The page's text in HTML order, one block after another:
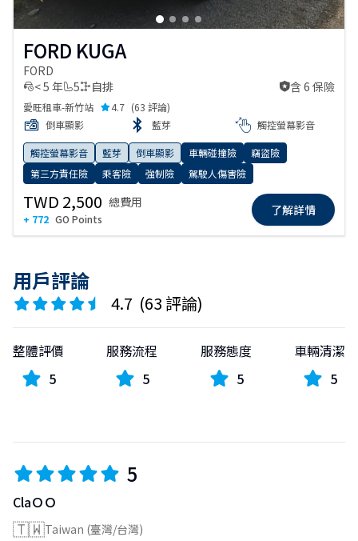
FORD KUGA
FORD
< 5 年
5 自排
含 6 保險 含 6 保險
愛旺租車-新竹站 4.7 (63 評論)
倒車顯影
藍芽 觸控螢幕影音
觸控螢幕影音 藍芽 倒車顯影 車輛碰撞險
竊盜險
第三方責任險
乘客險 強制險 駕駛人傷害險
TWD 2,500 總費用
+ 772 GO Points
了解詳情
用戶評論
4.7 (63 評論)
整體評價
5
服務流程
5
服務態度
5
車輛清潔
5
5
ClaＯＯ
🇹🇼Taiwan (臺灣/台灣)